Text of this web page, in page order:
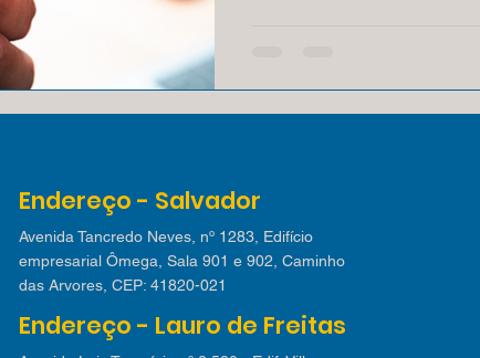
Endereço - Salvador
Avenida Tancredo Neves, nº 1283, Edifício
empresarial Ômega, Sala 901 e 902, Caminho
das Arvores, CEP: 41820-021
Endereço - Lauro de Freitas